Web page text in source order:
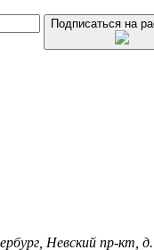
Подписаться на
Невский пр-кт,